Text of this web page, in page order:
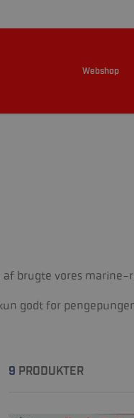
Webshop
brugte vores marine-
godt for
9 PRODUKTER